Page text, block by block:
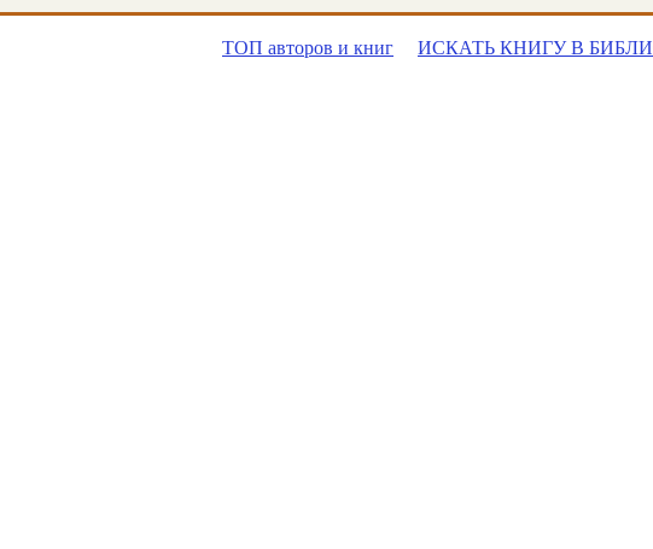
ТОП авторов и книг ИСКАТЬ КНИГУ В